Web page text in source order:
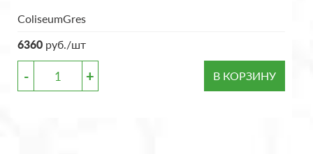
ColiseumGres
6360 руб./шт
- + В КОРЗИНУ